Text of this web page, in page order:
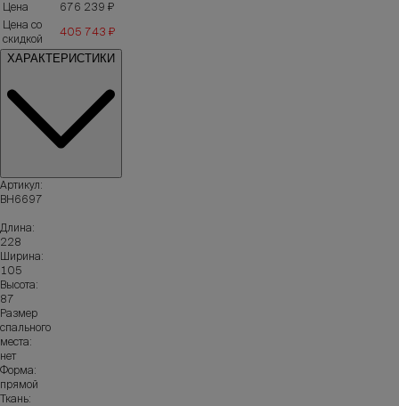
Цена
676 239 ₽
Цена со
скидкой
405 743 ₽
ХАРАКТЕРИСТИКИ
Артикул:
ВН6697
Длина:
228
Ширина:
105
Высота:
87
Размер
спального
места:
нет
Форма:
прямой
Ткань: